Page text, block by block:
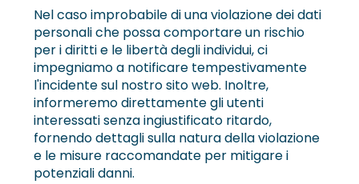
Nel caso improbabile di una violazione dei dati
personali che possa comportare un rischio
per i diritti e le libertà degli individui, ci
impegniamo a notificare tempestivamente
l'incidente sul nostro sito web. Inoltre,
informeremo direttamente gli utenti
interessati senza ingiustificato ritardo,
fornendo dettagli sulla natura della violazione
e le misure raccomandate per mitigare i
potenziali danni.